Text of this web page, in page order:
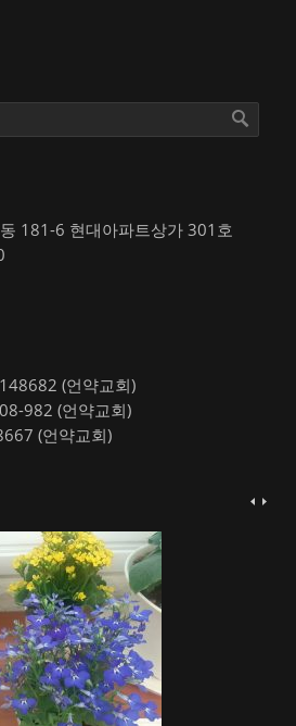
181-6 현대아파트상가 301호
(언약교회)
982 (언약교회)
(언약교회)